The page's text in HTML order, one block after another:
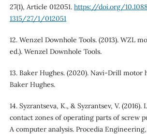
27(1), Article 012051. https://doi.org/
1315/27/1/012051
12. Wenzel Downhole Tools. (2013). WZL
ed.). Wenzel Downhole Tools.
13. Baker Hughes. (2020). Navi-Drill motor
Baker Hughes.
14. Syzrantseva, K., & Syzrantsev, V.
contact zones of operating parts of screw
A computer analysis. Procedia Engineering,